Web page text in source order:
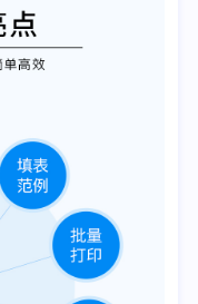
质量管理标准化导
2013
2018
GB50243-2016
2015
GB50204-2015
》GB50601-2010
2013
2011